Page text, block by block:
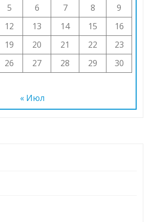
5 6 7 8
9
12 13 14 15
16
19 20 21 22
23
26 27 28 29
30
« Июл